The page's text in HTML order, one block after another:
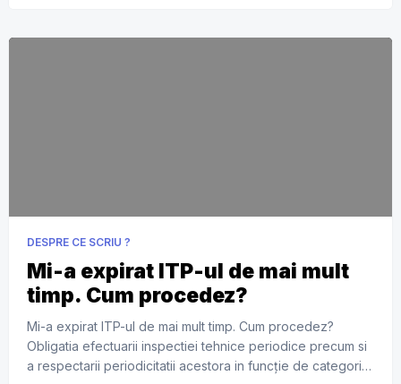
DESPRE CE SCRIU ?
Mi-a expirat ITP-ul de mai mult
timp. Cum procedez?
Mi-a expirat ITP-ul de mai mult timp. Cum procedez?
Obligatia efectuarii inspectiei tehnice periodice precum si
a respectarii periodicitatii acestora in funcţie de categoria